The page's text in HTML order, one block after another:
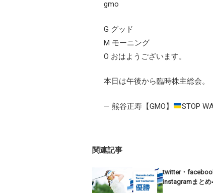
gmo
G グッド
M モーニング
O おはようございます。
本日は午後から臨時株主総会。
— 熊谷正寿【GMO】 STOP
関連記事
twitter・
instagramまとめ